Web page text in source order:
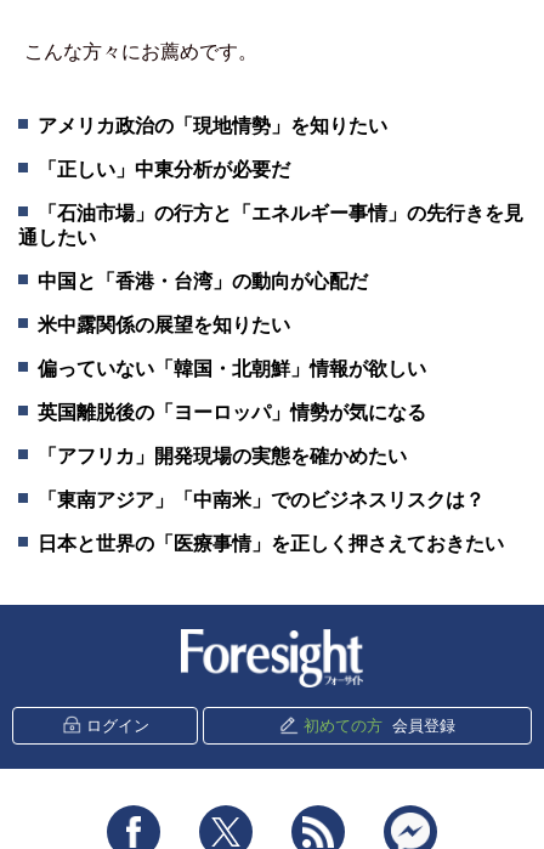
こんな方々にお薦めです。
アメリカ政治の「現地情勢」を知りたい
「正しい」中東分析が必要だ
「石油市場」の行方と「エネルギー事情」の先行きを見
通したい
中国と「香港・台湾」の動向が心配だ
米中露関係の展望を知りたい
偏っていない「韓国・北朝鮮」情報が欲しい
英国離脱後の「ヨーロッパ」情勢が気になる
「アフリカ」開発現場の実態を確かめたい
「東南アジア」「中南米」でのビジネスリスクは？
日本と世界の「医療事情」を正しく押さえておきたい
ログイン 初めての方 会員登録
Facebook Twitter RSS